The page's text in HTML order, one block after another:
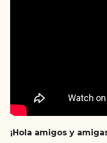
¡Hola amigos y